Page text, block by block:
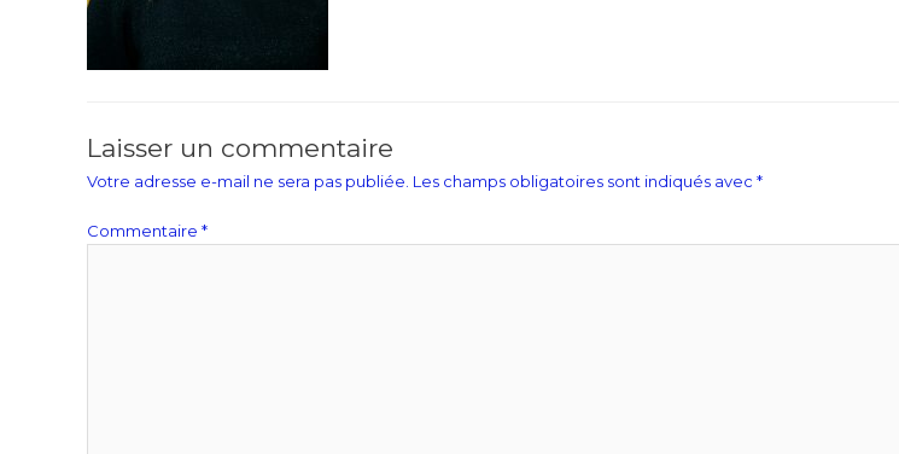
Laisser un commentaire
Votre adresse e-mail ne sera pas publiée. Les champs obligatoires sont indiqués avec *
Commentaire *